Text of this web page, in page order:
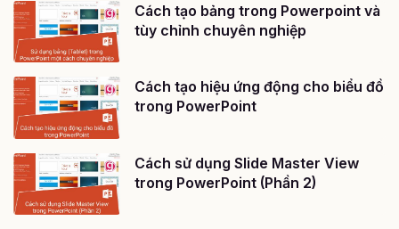
Cách tạo bảng trong Powerpoint và
tùy chỉnh chuyên nghiệp
Cách tạo hiệu ứng động cho biểu đồ
trong PowerPoint
Cách sử dụng Slide Master View
trong PowerPoint (Phần 2)